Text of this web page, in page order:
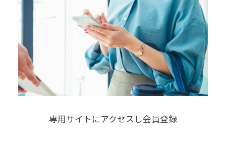
専用サイトにアクセスし会員登録